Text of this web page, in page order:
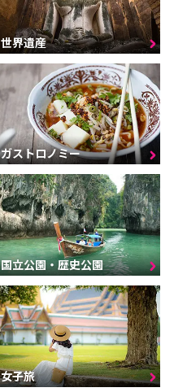
世界遺産
ガストロノミー
国立公園・歴史公園
女子旅